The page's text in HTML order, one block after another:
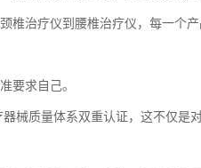
椎治疗仪到腰椎治疗仪，每一个
要求自己。
器械质量体系双重认证，这不仅